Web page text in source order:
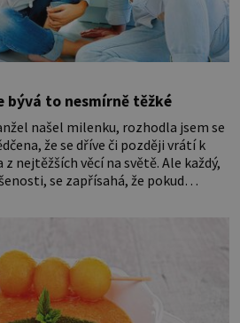
bývá to nesmírně těžké
našel milenku, rozhodla jsem se
že se dříve či později vrátí k
nejtěžších věcí na světě. Ale každý,
se zapřísahá, že pokud